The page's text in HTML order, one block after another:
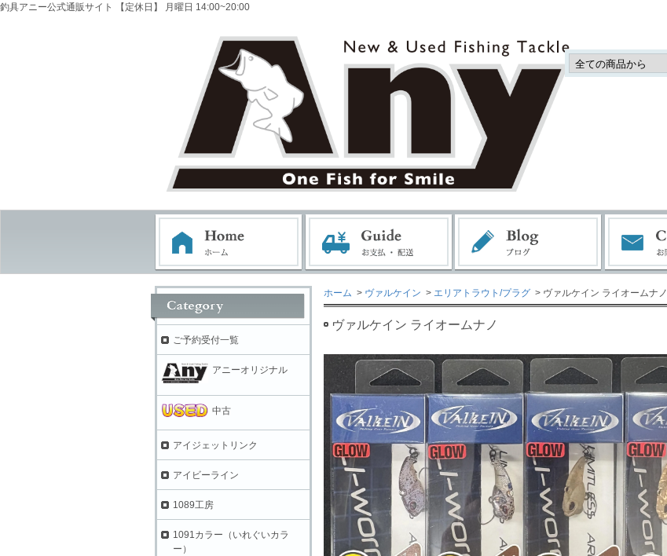
釣具アニー公式通販サイト 【定休日】 月曜日 14:00~20:00
ホーム > ヴァルケイン > エリアトラウト/プラグ > ヴァルケイン ライオームナノ
ヴァルケイン ライオームナノ
ご予約受付一覧
アニーオリジナル
中古
アイジェットリンク
アイビーライン
1089工房
1091カラー（いれぐいカラ
ー）